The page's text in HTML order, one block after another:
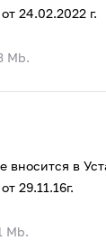
24.02.2022 г.
Mb.
вносится в
29.11.16г.
Mb.